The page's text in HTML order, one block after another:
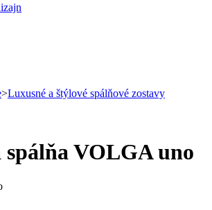
>Luxusné a štýlové spálňové zostavy
VOLGA uno